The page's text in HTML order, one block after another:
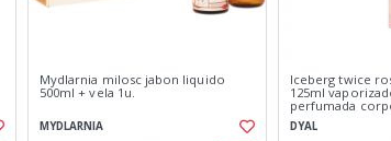
Mydlarnia milosc jabon liquido
500ml + vela 1u.
MYDLARNIA
Iceberg twice
125ml
perfumada
DYAL